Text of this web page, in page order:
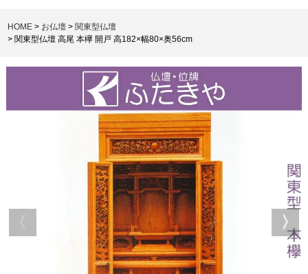
HOME お仏壇
関東型仏壇
関東型仏壇 高尾 本欅 開戸 高182×幅80×奥56cm